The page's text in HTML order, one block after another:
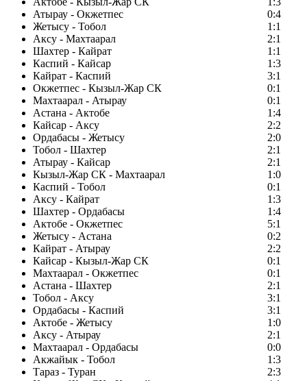
Атырау - Окжетпес
0:4
Жетысу - Тобол
1:1
Аксу - Махтаарал
2:1
Шахтер - Кайрат
1:1
Каспий - Кайсар
1:3
Кайрат - Каспий
3:1
Окжетпес - Кызыл-Жар СК
0:1
Махтаарал - Атырау
0:1
Астана - Актобе
1:4
Кайсар - Аксу
2:2
Ордабасы - Жетысу
2:0
Тобол - Шахтер
2:1
Атырау - Кайсар
2:1
Кызыл-Жар СК - Махтаарал
1:0
Каспий - Тобол
0:1
Аксу - Кайрат
1:3
Шахтер - Ордабасы
1:4
Актобе - Окжетпес
5:1
Жетысу - Астана
0:2
Кайрат - Атырау
2:2
Кайсар - Кызыл-Жар СК
0:1
Махтаарал - Окжетпес
0:1
Астана - Шахтер
2:1
Тобол - Аксу
3:1
Ордабасы - Каспий
3:1
Актобе - Жетысу
1:0
Аксу - Атырау
2:1
Махтаарал - Ордабасы
0:0
Акжайык - Тобол
1:3
Тараз - Туран
2:3